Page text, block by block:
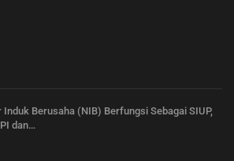
Induk Berusaha (NIB) Berfungsi Sebagai SIUP,
dan…